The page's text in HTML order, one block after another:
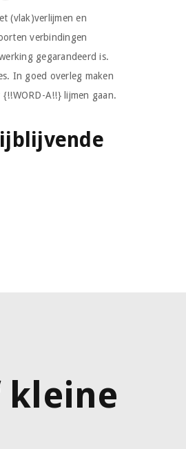
(vlak)verlijmen en
verbindingen
gegarandeerd is.
In goed overleg maken
A!!} lijmen gaan.
kleine